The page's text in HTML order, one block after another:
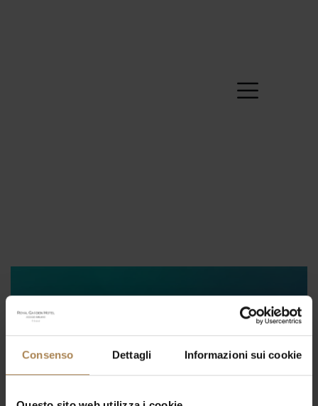
Consenso Dettagli Informazioni sui cookie